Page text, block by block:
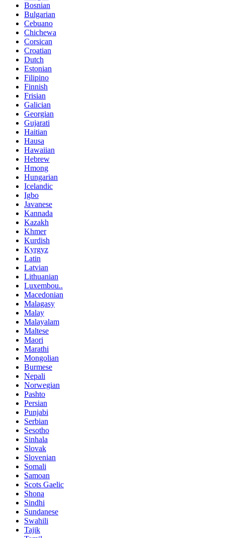
Bosnian
Bulgarian
Cebuano
Chichewa
Corsican
Croatian
Dutch
Estonian
Filipino
Finnish
Frisian
Galician
Georgian
Gujarati
Haitian
Hausa
Hawaiian
Hebrew
Hmong
Hungarian
Icelandic
Igbo
Javanese
Kannada
Kazakh
Khmer
Kurdish
Kyrgyz
Latin
Latvian
Lithuanian
Luxembou..
Macedonian
Malagasy
Malay
Malayalam
Maltese
Maori
Marathi
Mongolian
Burmese
Nepali
Norwegian
Pashto
Persian
Punjabi
Serbian
Sesotho
Sinhala
Slovak
Slovenian
Somali
Samoan
Scots Gaelic
Shona
Sindhi
Sundanese
Swahili
Tajik